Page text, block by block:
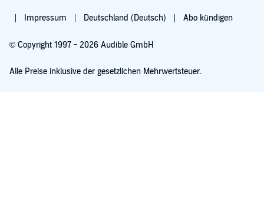
Impressum Deutschland (Deutsch) Abo kündigen
© Copyright 1997 - 2026 Audible GmbH
Alle Preise inklusive der gesetzlichen Mehrwertsteuer.